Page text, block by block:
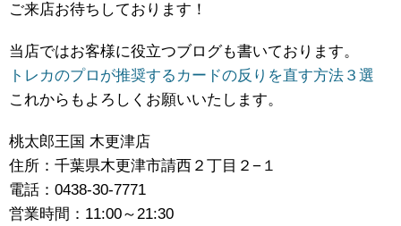
ご来店お待ちしております！
当店ではお客様に役立つブログも書いております。
トレカのプロが推奨するカードの反りを直す方法３選
これからもよろしくお願いいたします。
桃太郎王国 木更津店
住所：千葉県木更津市請西２丁目２−１
電話：0438-30-7771
営業時間：11:00～21:30